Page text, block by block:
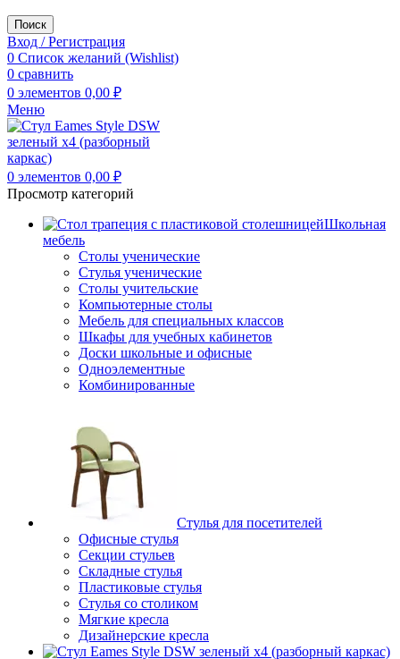
Поиск
Вход / Регистрация
0 Список желаний (Wishlist)
0 сравнить
0 элементов 0,00 ₽
Меню
0 элементов 0,00 ₽
Просмотр категорий
Школьная
мебель
Столы ученические
Стулья ученические
Столы учительские
Компьютерные столы
Мебель для специальных классов
Шкафы для учебных кабинетов
Доски школьные и офисные
Одноэлементные
Комбинированные
Стулья для посетителей
Офисные стулья
Секции стульев
Складные стулья
Пластиковые стулья
Стулья со столиком
Мягкие кресла
Дизайнерские кресла